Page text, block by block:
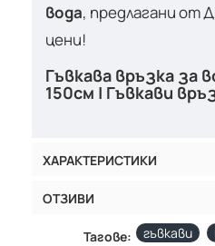
вода, предлагани от
цени!
Гъвкава връзка за
150см | Гъвкави
ХАРАКТЕРИСТИКИ
ОТЗИВИ
Тагове: гъвкави